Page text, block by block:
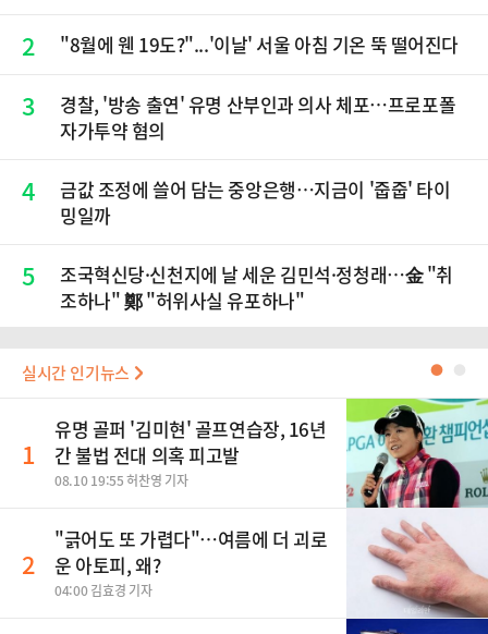
2 "8월에 웬 19도?"...'이날' 서울 아침 기온 뚝 떨어진다
3
경찰, '방송 출연' 유명 산부인과 의사 체포…프로포폴
자가투약 혐의
4
금값 조정에 쓸어 담는 중앙은행…지금이 '줍줍' 타이
밍일까
5
조국혁신당·신천지에 날 세운 김민석·정청래…金 "취
조하나" 鄭 "허위사실 유포하나"
실시간 인기뉴스 ●
1
유명 골퍼 '김미현' 골프연습장, 16년
간 불법 전대 의혹 피고발
08.10 19:55 허찬영 기자
2
"긁어도 또 가렵다"…여름에 더 괴로
운 아토피, 왜?
04:00 김효경 기자